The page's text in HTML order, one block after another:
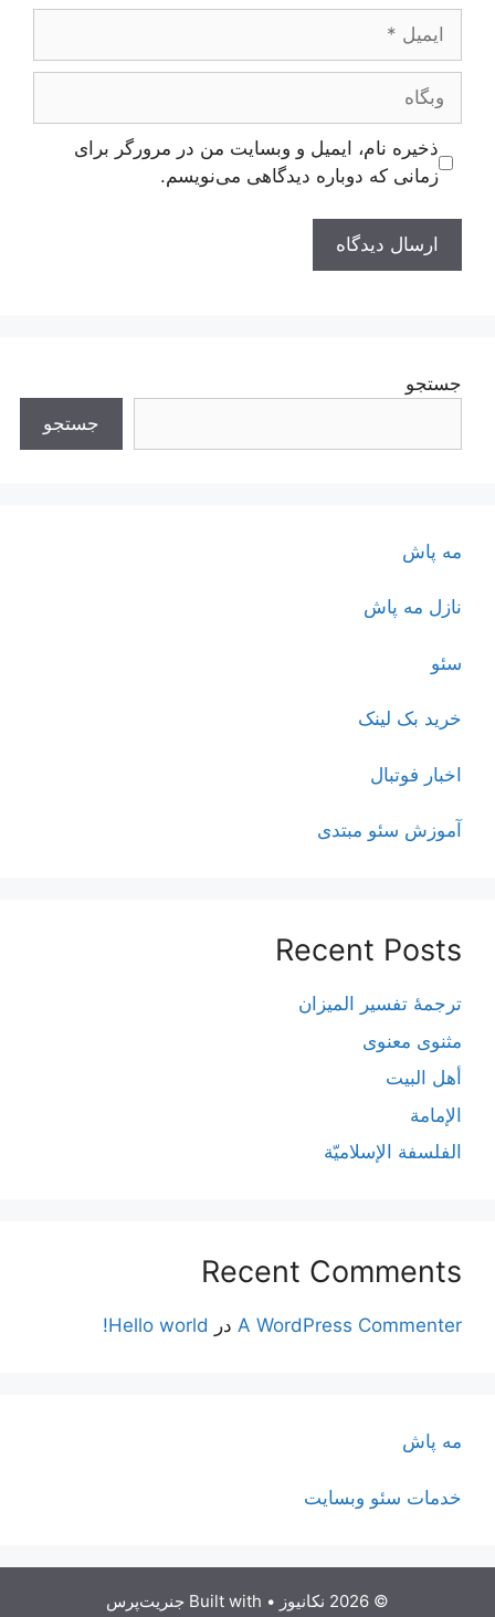
ایمیل
وبگاه
ذخیره نام، ایمیل و وبسایت من در مرورگر برای
زمانی که دوباره دیدگاهی می‌نویسم.
جستجو
جستجو
مه پاش
نازل مه پاش
سئو
خرید بک لینک
اخبار فوتبال
آموزش سئو مبتدی
Recent Posts
ترجمۀ تفسیر المیزان
مثنوی معنوی
أهل البيت
الإمامة
الفلسفة الإسلاميّة
Recent Comments
A WordPress Commenter در Hello world!
مه پاش
خدمات سئو وبسایت
© 2026 نکانیوز • Built with جنریت‌پرس